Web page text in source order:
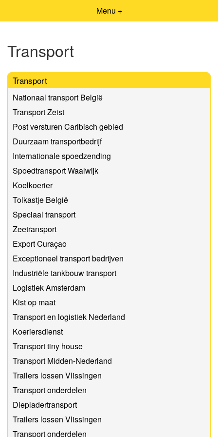
Menu +
Transport
Transport
Nationaal transport België
Transport Zeist
Post versturen Caribisch gebied
Duurzaam transportbedrijf
Internationale spoedzending
Spoedtransport Waalwijk
Koelkoerier
Tolkastje België
Speciaal transport
Zeetransport
Export Curaçao
Exceptioneel transport bedrijven
Industriële tankbouw transport
Logistiek Amsterdam
Kist op maat
Transport en logistiek Nederland
Koeriersdienst
Transport tiny house
Transport Midden-Nederland
Trailers lossen Vlissingen
Transport onderdelen
Diepladertransport
Trailers lossen Vlissingen
Transport onderdelen